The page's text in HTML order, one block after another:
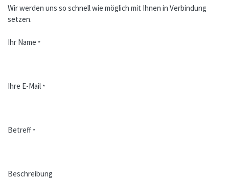
Wir werden uns so schnell wie möglich mit Ihnen in Verbindung
setzen.
Ihr Name *
Ihre E-Mail *
Betreff *
Beschreibung